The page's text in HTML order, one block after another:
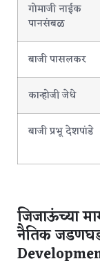
गोमाजी नाईक
पानसंबळ
बाजी पासलकर
कान्होजी जेधे
बाजी प्रभू देशपांडे
जिजाऊंच्या
नैतिक